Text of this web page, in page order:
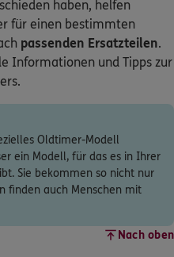
haben, helfen
für einen bestimmten
passenden Ersatzteilen.
Informationen und Tipps zur
Oldtimer-Modell
ein Modell, für das es in Ihrer
Sie bekommen so nicht nur
finden auch Menschen mit
Nach oben